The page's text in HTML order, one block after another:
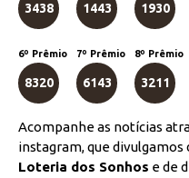
3438 1443 1930
6º Prêmio
8320
7º Prêmio
6143
8º Prêmio
3211
Acompanhe as notícias
instagram, que
Loteria dos Sonhos e de